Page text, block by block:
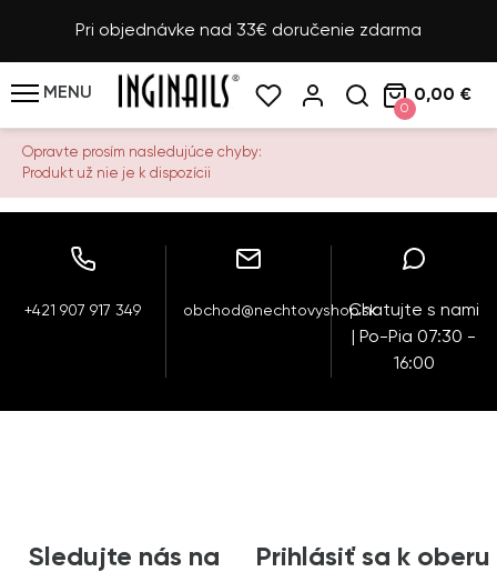
Pri objednávke nad 33€ doručenie zdarma
MENU
0
0,00 €
Opravte prosím nasledujúce chyby:
Produkt už nie je k dispozícii
+421 907 917 349 obchod@nechtovyshop.skChatujte s nami
| Po-Pia 07:30 -
16:00
Sledujte nás na
Prihlásiť sa k oberu